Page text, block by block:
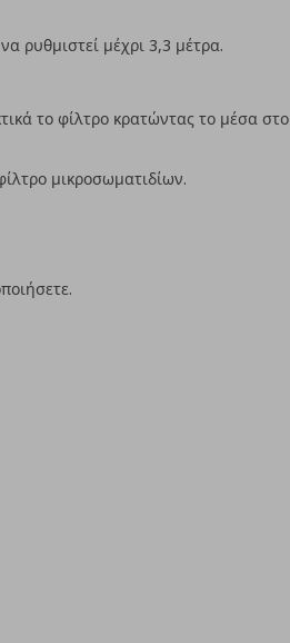
ρυθμιστεί μέχρι 3,3 μέτρα.
το φίλτρο κρατώντας το μέσα στο
μικροσωματιδίων.